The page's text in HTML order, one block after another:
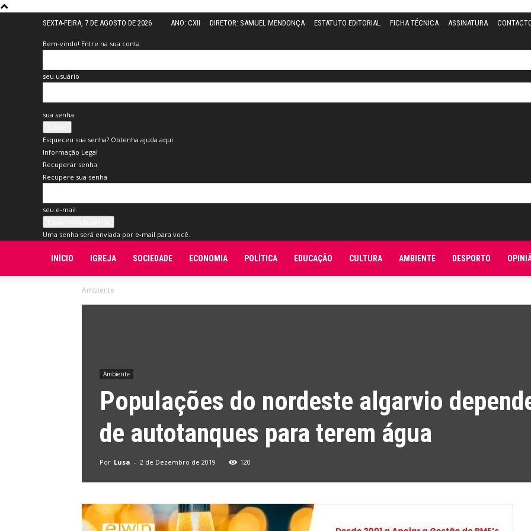
SEXTA-FEIRA, 7 DE AGOSTO DE 2026 ANO: CXII DIRETOR: SAMUEL MENDONÇA ESTATUTO EDITORIAL FICHA TÉCNICA ASSINATURA
Bem-vindo! Entre na sua conta
seu usuário
sua senha
Esqueceu sua senha? Obtenha ajuda aqui
Informação Legal
Recuperar senha
Recupere sua senha
seu e-mail
Uma senha será enviada por e-mail para você.
INÍCIO IGREJA SOCIEDADE ECONOMIA POLÍTICA EDUCAÇÃO CULTURA AMBIENTE DESPORTO
Ambiente
Ambiente
Populações do nordeste algarvio
de autotanques para terem água
Por Lusa - 2 de Dezembro de 2019 120